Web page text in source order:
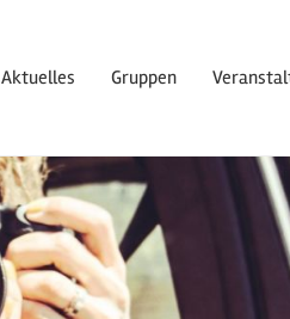
Aktuelles Gruppen